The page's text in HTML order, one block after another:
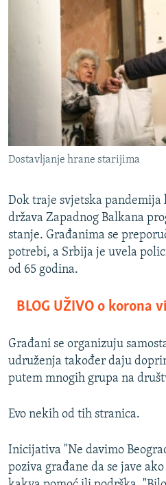
FOTOGALERIJE
RAT U UKRAJINI
KINA NA BALKANU
RSE PRIČE IZ SVIJETA
ISPRIČAJ MI
DNEVNO@RSE
SPECIJALI RSE
VIŠE OD NASLOVA
POPLAVE I KLIZIŠTA U BIH 2024.
TV LIBERTY
POST SCRIPTUM
TRI DECENIJE OD RATA U BIH
SVE KARTE DEJTONA
NASTANAK I RASPAD JUGOSLAVIJE
Sve RFE/RL stranice
Dostavljanje hrane starijima
Dok traje svjetska pandemija
država Zapadnog Balkana
stanje. Građanima se
potrebi, a Srbija je uvela
od 65 godina.
BLOG UŽIVO o korona
Građani se organizuju
udruženja također daju
putem mnogih grupa na
Evo nekih od tih stranica.
Inicijativa "Ne davimo
poziva građane da se jave